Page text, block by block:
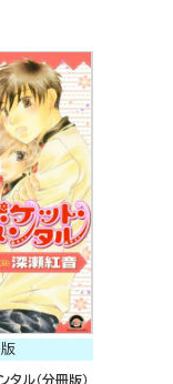
タル（分冊版）